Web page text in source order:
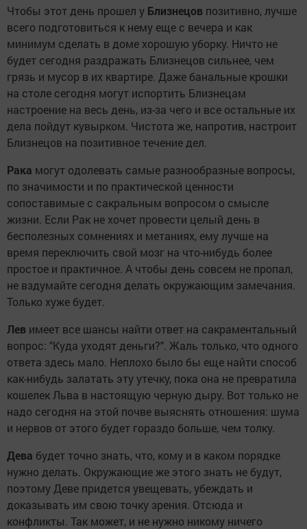
Чтобы этот день прошел у Близнецов позитивно, лучше
всего подготовиться к нему еще с вечера и как
минимум сделать в доме хорошую уборку. Ничто не
будет сегодня раздражать Близнецов сильнее, чем
грязь и мусор в их квартире. Даже банальные крошки
на столе сегодня могут испортить Близнецам
настроение на весь день, из-за чего и все остальные их
дела пойдут кувырком. Чистота же, напротив, настроит
Близнецов на позитивное течение дел.
Рака могут одолевать самые разнообразные вопросы,
по значимости и по практической ценности
сопоставимые с сакральным вопросом о смысле
жизни. Если Рак не хочет провести целый день в
бесполезных сомнениях и метаниях, ему лучше на
время переключить свой мозг на что-нибудь более
простое и практичное. А чтобы день совсем не пропал,
не вздумайте сегодня делать окружающим замечания.
Только хуже будет.
Лев имеет все шансы найти ответ на сакраментальный
вопрос: "Куда уходят деньги?". Жаль только, что одного
ответа здесь мало. Неплохо было бы еще найти способ
как-нибудь залатать эту утечку, пока она не превратила
кошелек Льва в настоящую черную дыру. Вот только не
надо сегодня на этой почве выяснять отношения: шума
и нервов от этого будет гораздо больше, чем толку.
Дева будет точно знать, что, кому и в каком порядке
нужно делать. Окружающие же этого знать не будут,
поэтому Деве придется увещевать, убеждать и
доказывать им свою точку зрения. Отсюда и
конфликты. Так может, и не нужно никому ничего